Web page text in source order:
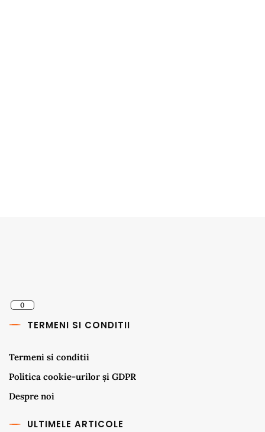
0
TERMENI SI CONDITII
Termeni si conditii
Politica cookie-urilor și GDPR
Despre noi
ULTIMELE ARTICOLE